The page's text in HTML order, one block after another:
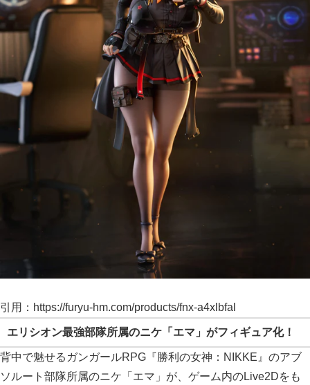
引用：https://furyu-hm.com/products/fnx-a4xlbfal
エリシオン最強部隊所属のニケ「エマ」がフィギュア化！
背中で魅せるガンガールRPG『勝利の女神：NIKKE』のアブ
ソルート部隊所属のニケ「エマ」が、ゲーム内のLive2Dをも